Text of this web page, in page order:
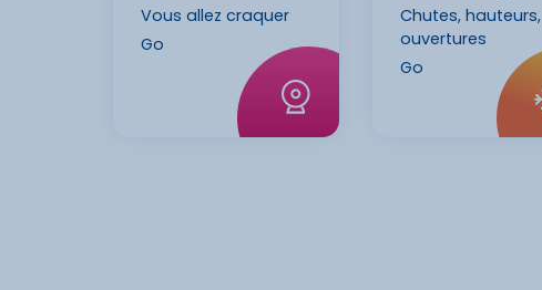
Vous allez craquer
Go
Chutes, hauteurs,
ouvertures
Go